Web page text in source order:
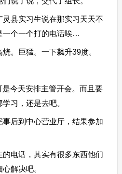
县实习生说在那实习天天不
一个一个打的电话唉…
巨猛。一下飙升39度。
今天安排主管开会。而且要
习，还是去吧。
后到中心营业厅，结果参加
电话，其实有很多东西他们
解决吧。